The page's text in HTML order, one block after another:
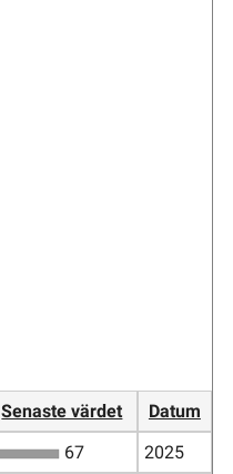
Senaste värdet
Datum
67
2025